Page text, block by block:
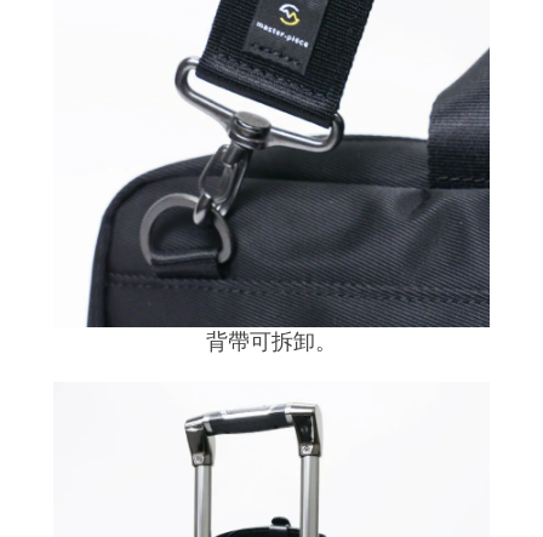
背帶可拆卸。